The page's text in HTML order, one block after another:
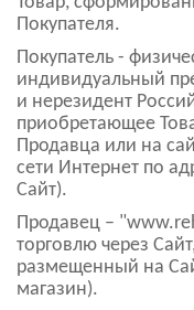
Покупателя.
Покупатель -
индивидуальный
и нерезидент
приобретающее
Продавца или на
сети Интернет по
Сайт).
Продавец –
торговлю через
размещенный на
магазин).